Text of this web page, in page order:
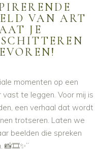
VAN ART
JE
momenten op een
te leggen. Voor mij is
een verhaal dat wordt
trotseren. Laten we
beelden die spreken
📸🎞️✨”